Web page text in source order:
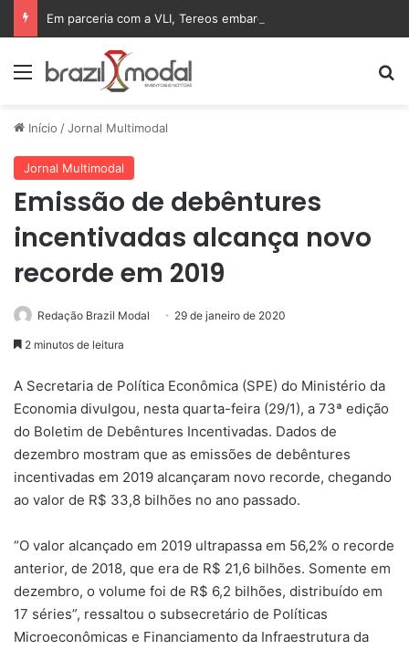
Menu
Início /Jornal Multimodal
Jornal Multimodal
Emissão de debêntures
incentivadas alcança novo
recorde em 2019
Redação Brazil Modal 29 de janeiro de 2020
2 minutos de leitura
A Secretaria de Política Econômica (SPE) do Ministério da
Economia divulgou, nesta quarta-feira (29/1), a 73ª edição
do Boletim de Debêntures Incentivadas. Dados de
dezembro mostram que as emissões de debêntures
incentivadas em 2019 alcançaram novo recorde, chegando
ao valor de R$ 33,8 bilhões no ano passado.
“O valor alcançado em 2019 ultrapassa em 56,2% o recorde
anterior, de 2018, que era de R$ 21,6 bilhões. Somente em
dezembro, o volume foi de R$ 6,2 bilhões, distribuído em
17 séries”, ressaltou o subsecretário de Políticas
Microeconômicas e Financiamento da Infraestrutura da